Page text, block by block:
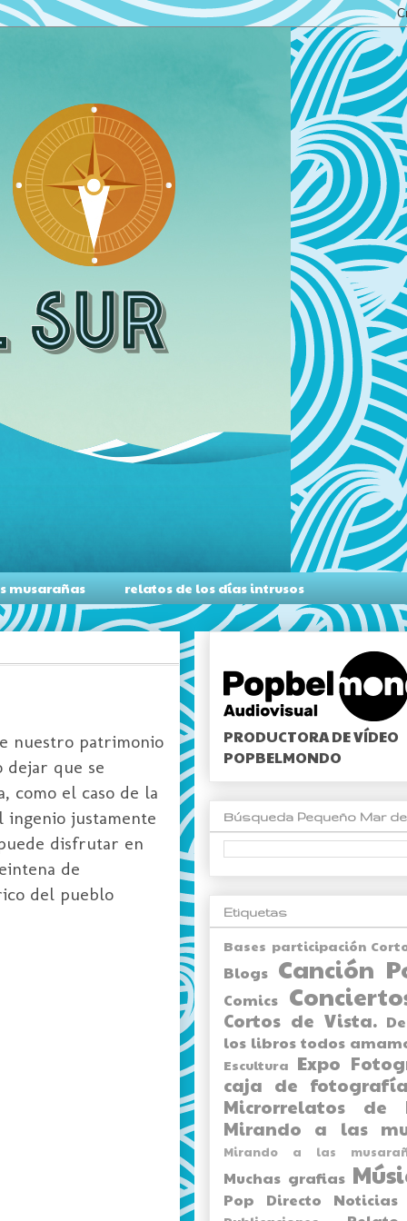
musarañas relatos de los días intrusos
nuestro patrimonio
dejar que se
como el caso de la
justamente
disfrutar en
de
del pueblo
PRODUCTORA DE VÍDEO
POPBELMONDO
Búsqueda Pequeño Mar
Etiquetas
Bases participación
Blogs Canción
Comics
Cortos de Vista.
los libros todos
Escultura Expo
caja de
Microrrelatos de
Mirando a las
Mirando a las
Muchas grafias
Pop Directo Noticias